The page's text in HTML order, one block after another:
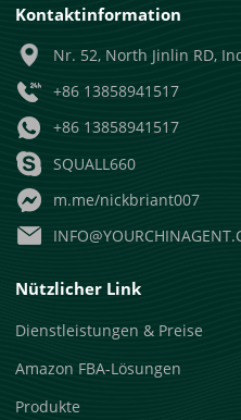
Kontaktinformation
Nr. 52, North Jinlin RD,
+86 13858941517
+86 13858941517
SQUALL660
m.me/nickbriant007
Nützlicher Link
Dienstleistungen & Preise
Amazon FBA-Lösungen
Produkte